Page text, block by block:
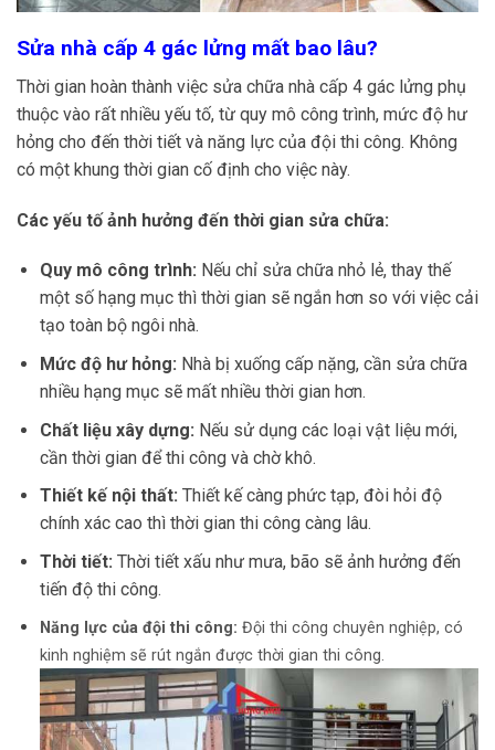
Sửa nhà cấp 4 gác lửng mất bao lâu?
Thời gian hoàn thành việc sửa chữa nhà cấp 4 gác lửng phụ
thuộc vào rất nhiều yếu tố, từ quy mô công trình, mức độ hư
hỏng cho đến thời tiết và năng lực của đội thi công. Không
có một khung thời gian cố định cho việc này.
Các yếu tố ảnh hưởng đến thời gian sửa chữa:
Quy mô công trình: Nếu chỉ sửa chữa nhỏ lẻ, thay thế
một số hạng mục thì thời gian sẽ ngắn hơn so với việc cải
tạo toàn bộ ngôi nhà.
Mức độ hư hỏng: Nhà bị xuống cấp nặng, cần sửa chữa
nhiều hạng mục sẽ mất nhiều thời gian hơn.
Chất liệu xây dựng: Nếu sử dụng các loại vật liệu mới,
cần thời gian để thi công và chờ khô.
Thiết kế nội thất: Thiết kế càng phức tạp, đòi hỏi độ
chính xác cao thì thời gian thi công càng lâu.
Thời tiết: Thời tiết xấu như mưa, bão sẽ ảnh hưởng đến
tiến độ thi công.
Năng lực của đội thi công: Đội thi công chuyên nghiệp, có
kinh nghiệm sẽ rút ngắn được thời gian thi công.